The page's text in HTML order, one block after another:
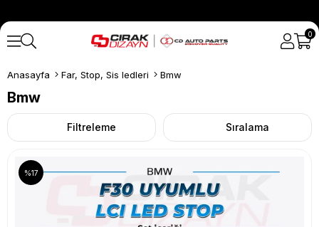
0
Anasayfa Far, Stop, Sis ledleri Bmw
Bmw
Filtreleme Sıralama
%17